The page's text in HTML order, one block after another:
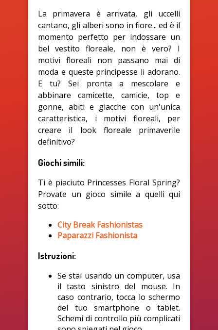
La primavera è arrivata, gli uccelli
cantano, gli alberi sono in fiore... ed è il
momento perfetto per indossare un
bel vestito floreale, non è vero? I
motivi floreali non passano mai di
moda e queste principesse li adorano.
E tu? Sei pronta a mescolare e
abbinare camicette, camicie, top e
gonne, abiti e giacche con un'unica
caratteristica, i motivi floreali, per
creare il look floreale primaverile
definitivo?
Giochi simili:
Ti è piaciuto Princesses Floral Spring?
Provate un gioco simile a quelli qui
sotto:
City Break Fashionistas
Paparazzi Fashionista
Istruzioni:
Se stai usando un computer, usa
il tasto sinistro del mouse. In
caso contrario, tocca lo schermo
del tuo smartphone o tablet.
Schemi di controllo più complicati